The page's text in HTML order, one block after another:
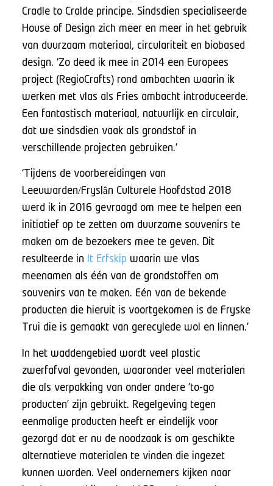
Cradle to Cralde principe. Sindsdien specialiseerde
House of Design zich meer en meer in het gebruik
van duurzaam materiaal, circulariteit en biobased
design. ‘Zo deed ik mee in 2014 een Europees
project (RegioCrafts) rond ambachten waarin ik
werken met vlas als Fries ambacht introduceerde.
Een fantastisch materiaal, natuurlijk en circulair,
dat we sindsdien vaak als grondstof in
verschillende projecten gebruiken.’
‘Tijdens de voorbereidingen van
Leeuwarden/Fryslân Culturele Hoofdstad 2018
werd ik in 2016 gevraagd om mee te helpen een
initiatief op te zetten om duurzame souvenirs te
maken om de bezoekers mee te geven. Dit
resulteerde in
It Erfskip waarin we vlas
meenamen als één van de grondstoffen om
souvenirs van te maken. Eén van de bekende
producten die hieruit is voortgekomen is de Fryske
Trui die is gemaakt van gerecylede wol en linnen.’
In het waddengebied wordt veel plastic
zwerfafval gevonden, waaronder veel materialen
die als verpakking van onder andere ’to-go
producten’ zijn gebruikt. Regelgeving tegen
eenmalige producten heeft er eindelijk voor
gezorgd dat er nu de noodzaak is om geschikte
alternatieve materialen te vinden die ingezet
kunnen worden. Veel ondernemers kijken naar